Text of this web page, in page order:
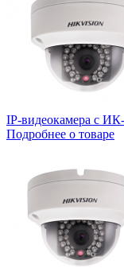
IP-видеокамера с
Подробнее о товаре